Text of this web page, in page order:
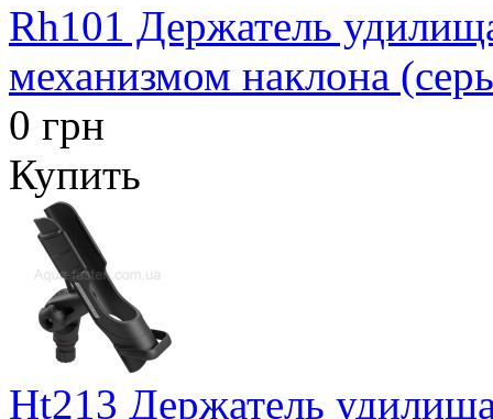
Rh101 Держатель
механизмом наклона
0 грн
Купить
Ht213 Держатель